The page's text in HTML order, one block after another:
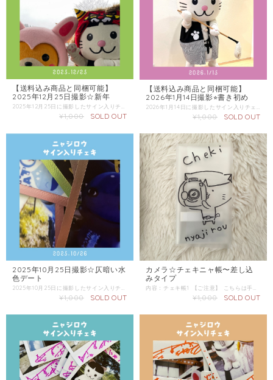
【送料込み商品と同梱可能】
2025年12月25日撮影☆新年
2025年12月25日に撮影したサイン入りチェキです。 チェキは選べません。 複数枚ご購入の際にはなるべく被らないようにしますが、必ずしもお約束できないのでご了承ください。 送料込み商品と同梱可能。 この商品の配送は「普通郵便」をご選択ください。 同梱商品がある場合は、そちらの配送方法を確認し「金額が上の方」または「送料込み商品」の場合にのみ「送料込み商品」をご選択ください。
¥1,000 SOLD OUT
【送料込み商品と同梱可能】
2026年1月14日撮影⭐︎書き初め
¥1,000 SOLD OUT
2025年10月25日撮影☆仄暗い水
色デート
¥1,000 SOLD OUT
カメラ☆チェキニャ帳〜差し込
みタイプ
¥1,000 SOLD OUT